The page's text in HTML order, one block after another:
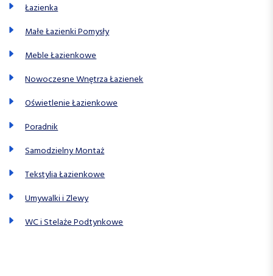
Łazienka
Małe Łazienki Pomysły
Meble Łazienkowe
Nowoczesne Wnętrza Łazienek
Oświetlenie Łazienkowe
Poradnik
Samodzielny Montaż
Tekstylia Łazienkowe
Umywalki i Zlewy
WC i Stelaże Podtynkowe